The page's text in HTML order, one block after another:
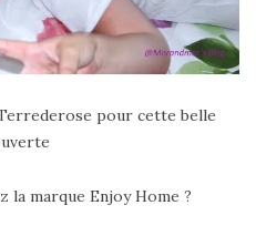
pour cette belle
la marque Enjoy Home ?